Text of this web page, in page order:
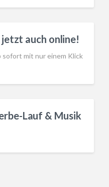
auch online!
sofort mit nur einem Klick
Lauf & Musik